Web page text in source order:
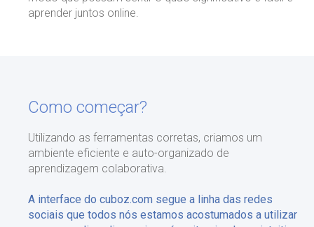
aprender juntos online.
Como começar?
Utilizando as ferramentas corretas, criamos um
ambiente eficiente e auto-organizado de
aprendizagem colaborativa.
A interface do cuboz.com segue a linha das redes
sociais que todos nós estamos acostumados a utilizar